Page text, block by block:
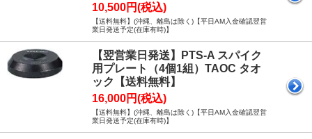
10,500円(税込)
【送料無料】(沖縄、離島は除く)【平日AM入金確認翌営
業日発送予定(在庫有時)】
【翌営業日発送】PTS-A スパイク
用プレート（4個1組）TAOC タオ
ック【送料無料】
16,000円(税込)
【送料無料】(沖縄、離島は除く)【平日AM入金確認翌営
業日発送予定(在庫有時)】